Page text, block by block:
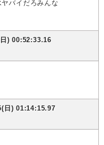
バイだろみんな
) 00:52:33.16
日) 01:14:15.97